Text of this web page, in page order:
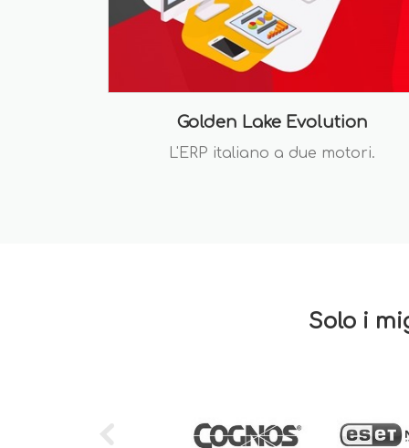
Golden Lake Evolution
L'ERP italiano a due motori.
Solo i